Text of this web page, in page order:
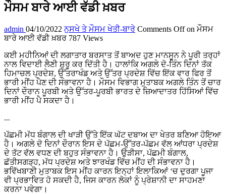
ਮੌਸਮ ਬਾਰੇ ਆਈ ਵੱਡੀ ਖ਼ਬਰ
admin 04/10/2022 ਨੁਸਖੇ ਤੇ ਮੌਸਮ ਖੇਤੀ-ਬਾਰੇ Comments Offon ਮੌਸਮ
ਬਾਰੇ ਆਈ ਵੱਡੀ ਖ਼ਬਰ 787 Views
ਕਈ ਮਹੀਨਿਆਂ ਦੀ ਲਗਾਤਾਰ ਬਰਸਾਤ ਤੋਂ ਬਾਅਦ ਹੁਣ ਮਾਨਸੂਨ ਨੇ ਪੂਰੀ ਤਰ੍ਹਾਂ
ਨਾਲ ਵਿਦਾਈ ਲੈਣੀ ਸ਼ੁਰੂ ਕਰ ਦਿੱਤੀ ਹੈ। ਹਾਲਾਂਕਿ ਅਗਲੇ ਦੋ-ਤਿੰਨ ਦਿਨਾਂ ਤੱਕ
ਹਿਮਾਚਲ ਪ੍ਰਦੇਸ਼, ਉੱਤਰਾਖੰਡ ਅਤੇ ਉੱਤਰ ਪ੍ਰਦੇਸ਼ ਵਿੱਚ ਇੱਕ ਵਾਰ ਫਿਰ ਤੋਂ
ਭਾਰੀ ਮੀਂਹ ਪੈਣ ਦੀ ਸੰਭਾਵਨਾ ਹੈ। ਮੌਸਮ ਵਿਭਾਗ ਮੁਤਾਬਕ ਅਗਲੇ ਤਿੰਨ ਤੋਂ ਚਾਰ
ਦਿਨਾਂ ਦੌਰਾਨ ਪੂਰਬੀ ਅਤੇ ਉੱਤਰ-ਪੂਰਬੀ ਭਾਰਤ ਦੇ ਜ਼ਿਆਦਾਤਰ ਹਿੱਸਿਆਂ ਵਿੱਚ
ਭਾਰੀ ਮੀਂਹ ਪੈ ਸਕਦਾ ਹੈ।
...
ਪੱਛਮੀ ਮੱਧ ਬੰਗਾਲ ਦੀ ਖਾੜੀ ਉੱਤੇ ਇੱਕ ਘੱਟ ਦਬਾਅ ਦਾ ਖੇਤਰ ਬਣਿਆ ਹੋਇਆ
ਹੈ। ਅਗਲੇ ਦੋ ਦਿਨਾਂ ਦੌਰਾਨ ਇਸ ਦੇ ਪੱਛਮ-ਉੱਤਰ-ਪੱਛਮ ਵੱਲ ਆਂਧਰਾ ਪ੍ਰਦੇਸ਼
ਦੇ ਤੱਟ ਵੱਲ ਵਧਣ ਦੀ ਬਹੁਤ ਸੰਭਾਵਨਾ ਹੈ। ਉੜੀਸਾ, ਪੱਛਮੀ ਬੰਗਾਲ,
ਛੱਤੀਸਗੜ੍ਹ, ਮੱਧ ਪ੍ਰਦੇਸ਼ ਅਤੇ ਝਾਰਖੰਡ ਵਿੱਚ ਮੀਂਹ ਦੀ ਸੰਭਾਵਨਾ ਹੈ।
ਭਵਿੱਖਬਾਣੀ ਮੁਤਾਬਕ ਇਸ ਮੀਂਹ ਕਾਰਨ ਇਨ੍ਹਾਂ ਇਲਾਕਿਆਂ ‘ਚ ਦੁਰਗਾ ਪੂਜਾ
ਵੀ ਪ੍ਰਭਾਵਿਤ ਹੋ ਸਕਦੀ ਹੈ, ਜਿਸ ਕਾਰਨ ਲੋਕਾਂ ਨੂੰ ਪ੍ਰੇਸ਼ਾਨੀ ਦਾ ਸਾਹਮਣਾ
ਕਰਨਾ ਪਵੇਗਾ।